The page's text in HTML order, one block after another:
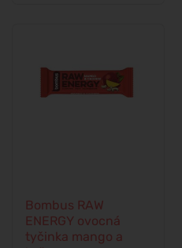
Bombus RAW
ENERGY ovocná
tyčinka mango a